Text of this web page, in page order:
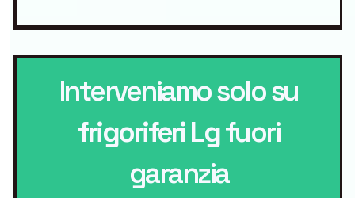
Interveniamo solo su
frigoriferi Lgfuori
garanzia